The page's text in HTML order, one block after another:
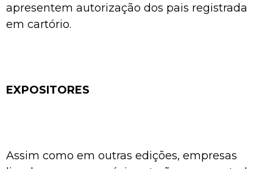
apresentem autorização dos pais registrada
em cartório.
EXPOSITORES
Assim como em outras edições, empresas